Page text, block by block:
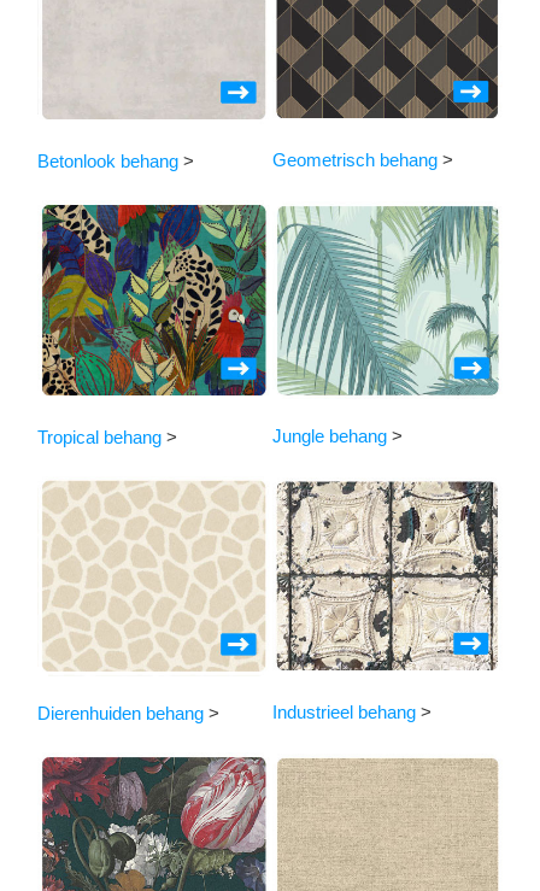
Betonlook behang > Geometrisch behang >
Tropical behang > Jungle behang >
Dierenhuiden behang > Industrieel behang >